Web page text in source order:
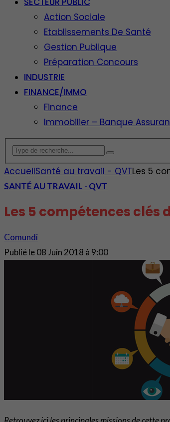
Action Sociale
Etablissements De Santé
Gestion Publique
Préparation Concours
INDUSTRIE
FINANCE/IMMO
Finance
Immobilier – Banque
AccueilSanté au travail - QVTLes 5
SANTÉ AU TRAVAIL - QVT
Les 5 compétences clés
Comundi
Publié le08 Juin 2018 à 9:00